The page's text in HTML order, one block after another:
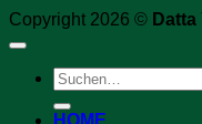
Copyright 2026 ©
Suchen
nach:
HOME